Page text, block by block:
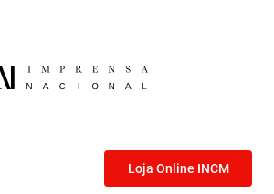
Loja Online INCM